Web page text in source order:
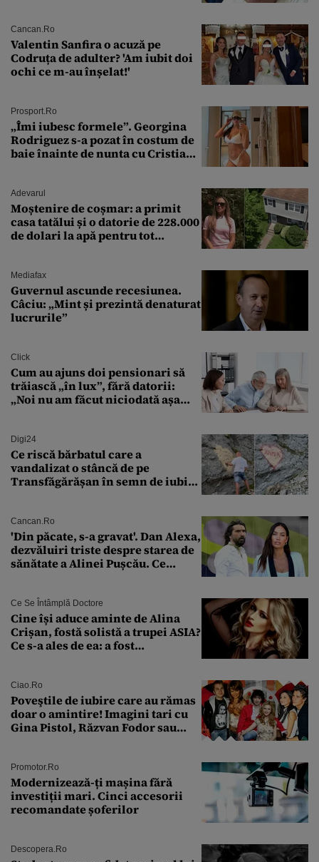
Cancan.ro
Valentin Sanfira o acuză pe
Codruța de adulter? 'Am iubit doi
ochi ce m-au înșelat!'
Prosport.ro
„Îmi iubesc formele”. Georgina
Rodriguez s-a pozat în costum de
baie înainte de nunta cu Cristiano
Adevarul
Moștenire de coșmar: a primit
casa tatălui și o datorie de 228.000
de dolari la apă pentru tot
Mediafax
Guvernul ascunde recesiunea.
Câciu: „Mint și prezintă denaturat
lucrurile”
Click
Cum au ajuns doi pensionari să
trăiască „în lux”, fără datorii:
„Noi nu am făcut niciodată așa
Digi24
Ce riscă bărbatul care a
vandalizat o stâncă de pe
Transfăgărășan în semn de iubire
Cancan.ro
'Din păcate, s-a gravat'. Dan Alexa,
dezvăluiri triste despre starea de
sănătate a Alinei Pușcău. Ce
Ce Se Întâmplă Doctore
Cine își aduce aminte de Alina
Crișan, fostă solistă a trupei ASIA?
Ce s-a ales de ea: a fost
Ciao.ro
Poveştile de iubire care au rămas
doar o amintire! Imagini tari cu
Gina Pistol, Răzvan Fodor sau
Promotor.ro
Modernizează-ți mașina fără
investiții mari. Cinci accesorii
recomandate șoferilor
Descopera.ro